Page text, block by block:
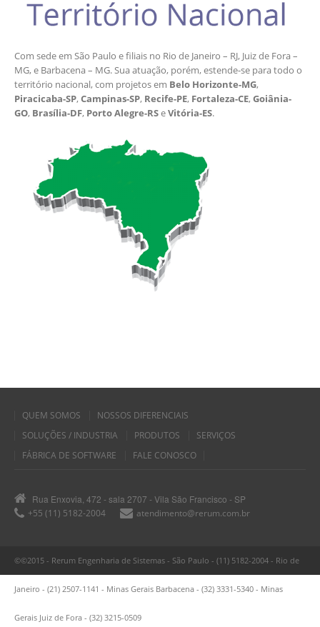
Com sede em São Paulo e filiais no Rio de Janeiro – RJ, Juiz de Fora –
MG, e Barbacena – MG. Sua atuação, porém, estende-se para todo o
território nacional, com projetos em Belo Horizonte-MG,
Piracicaba-SP,Campinas-SP, Recife-PE, Fortaleza-CE,Goiânia-
GO, Brasília-DF, Porto Alegre-RSeVitória-ES.
QUEM SOMOS
NOSSOS DIFERENCIAIS
SOLUÇÕES / INDUSTRIA
PRODUTOS
SERVIÇOS
FÁBRICA DE SOFTWARE
FALE CONOSCO
Rua Enxovia, 472 - sala 2707 - Vila São Francisco - SP
+55 (11) 5182-2004
atendimento@rerum.com.br
©©2015 - Rerum Engenharia de Sistemas - São Paulo - (11) 5182-2004 - Rio de
Janeiro - (21) 2507-1141 - Minas Gerais Barbacena - (32) 3331-5340 - Minas
Gerais Juiz de Fora - (32) 3215-0509